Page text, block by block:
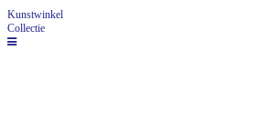
Kunstwinkel
Collectie